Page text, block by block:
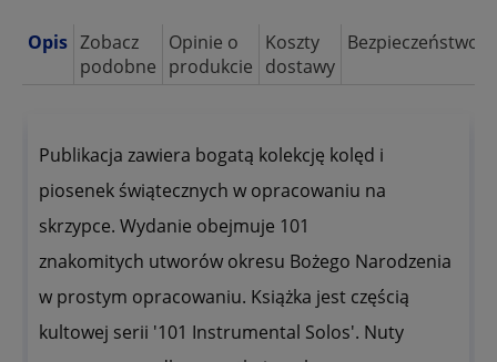
Opis Zobacz
podobne
Opinie o
produkcie
Koszty
dostawy
Bezpieczeństwo
Publikacja zawiera bogatą kolekcję kolęd i
piosenek świątecznych w opracowaniu na
skrzypce. Wydanie obejmuje 101
znakomitych utworów okresu Bożego Narodzenia
w prostym opracowaniu. Książka jest częścią
kultowej serii '101 Instrumental Solos'. Nuty